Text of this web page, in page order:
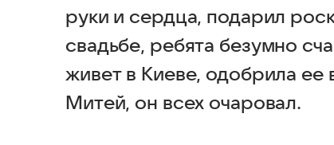
руки и сердца, подарил
свадьбе, ребята безумно
живет в Киеве, одобрила ее
Митей, он всех очаровал.